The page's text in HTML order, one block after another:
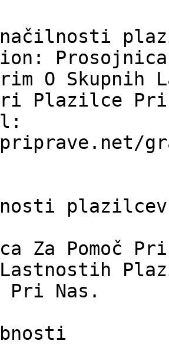
Prosojnica
O
Tri Plazilce
plazilcev
Za Pomoč
Pri Nas.